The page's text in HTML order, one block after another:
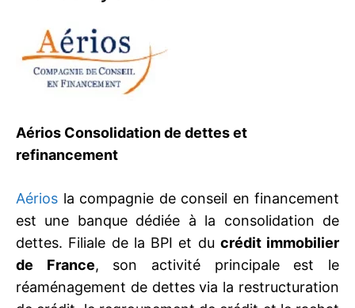
Aérios Consolidation de dettes et
refinancement
Aérios la compagnie de conseil en financement
est une banque dédiée à la consolidation de
dettes. Filiale de la BPI et du crédit immobilier
de France, son activité principale est le
réaménagement de dettes via la restructuration